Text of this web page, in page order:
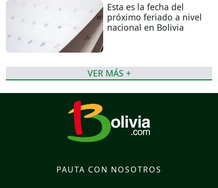
Esta es la fecha del
próximo feriado a nivel
nacional en Bolivia
VER MÁS +
PAUTA CON NOSOTROS